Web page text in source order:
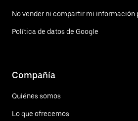
No vender ni compartir mi información
Política de datos de Google
Compañía
Quiénes somos
Lo que ofrecemos